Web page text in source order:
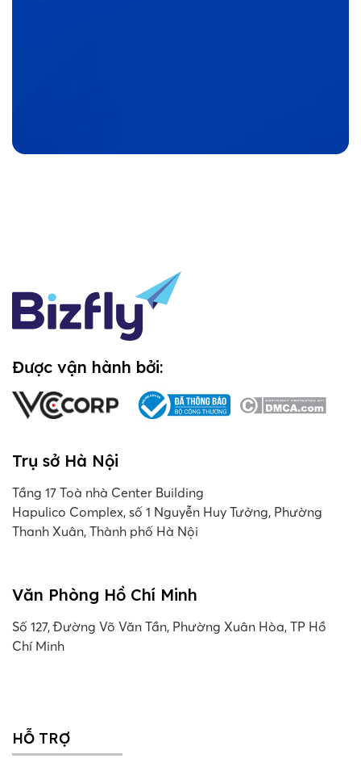
Được vận hành bởi:
Trụ sở Hà Nội
Tầng 17 Toà nhà Center Building
Hapulico Complex, số 1 Nguyễn Huy Tưởng, Phường
Thanh Xuân, Thành phố Hà Nội
Văn Phòng Hồ Chí Minh
Số 127, Đường Võ Văn Tần, Phường Xuân Hòa, TP Hồ
Chí Minh
HỖ TRỢ